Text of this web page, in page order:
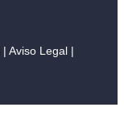
| Aviso Legal |